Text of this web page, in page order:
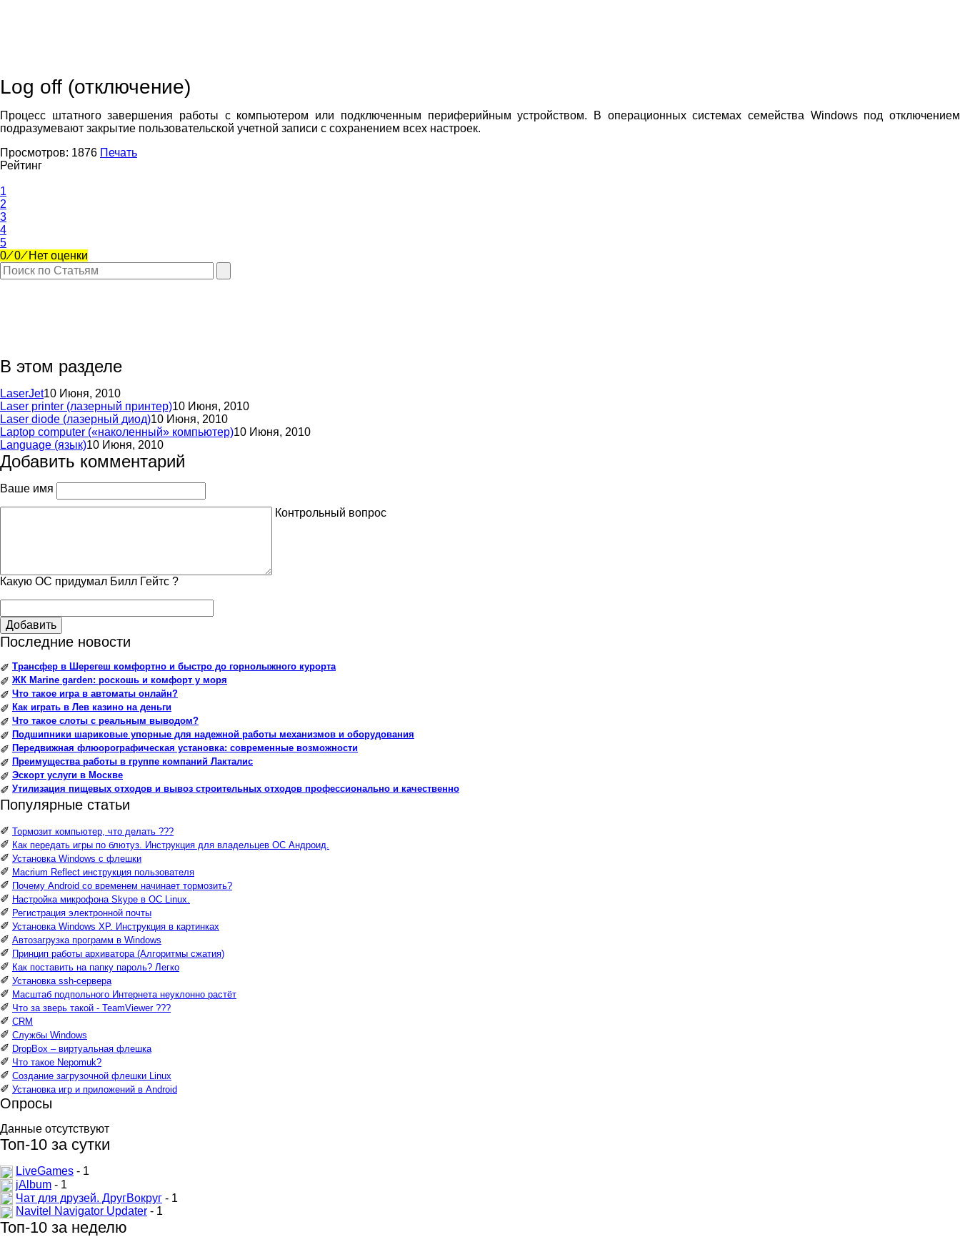
Log off (отключение)
Процесс штатного завершения работы с компьютером или подключенным периферийным устройством. В операцион­ных системах семейства Windows под отключением
подразумевают закрытие пользовательской учетной записи с сохранением всех настроек.
Просмотров: 1876 Печать
Рейтинг
1
2
3
4
5
0⁄0⁄Нет оценки
В этом разделе
LaserJet10 Июня, 2010
Laser printer (лазерный принтер)10 Июня, 2010
Laser diode (лазерный диод)10 Июня, 2010
Laptop computer («наколенный» компьютер)10 Июня, 2010
Language (язык)10 Июня, 2010
Добавить комментарий
Ваше имя
Контрольный вопрос
Какую ОС придумал Билл Гейтс ?
Добавить
Последние новости
✐ Трансфер в Шерегеш комфортно и быстро до горнолыжного курорта
✐ ЖК Marine garden: роскошь и комфорт у моря
✐ Что такое игра в автоматы онлайн?
✐ Как играть в Лев казино на деньги
✐ Что такое слоты с реальным выводом?
✐ Подшипники шариковые упорные для надежной работы механизмов и оборудования
✐ Передвижная флюорографическая установка: современные возможности
✐ Преимущества работы в группе компаний Лакталис
✐ Эскорт услуги в Москве
✐ Утилизация пищевых отходов и вывоз строительных отходов профессионально и качественно
Популярные статьи
✐ Тормозит компьютер, что делать ???
✐ Как передать игры по блютуз. Инструкция для владельцев ОС Андроид.
✐ Установка Windows с флешки
✐ Macrium Reflect инструкция пользователя
✐ Почему Android со временем начинает тормозить?
✐ Настройка микрофона Skype в ОС Linux.
✐ Регистрация электронной почты
✐ Установка Windows XP. Инструкция в картинках
✐ Автозагрузка программ в Windows
✐ Принцип работы архиватора (Алгоритмы сжатия)
✐ Как поставить на папку пароль? Легко
✐ Установка ssh-сервера
✐ Масштаб подпольного Интернета неуклонно растёт
✐ Что за зверь такой - TeamViewer ???
✐ CRM
✐ Службы Windows
✐ DropBox – виртуальная флешка
✐ Что такое Nepomuk?
✐ Создание загрузочной флешки Linux
✐ Установка игр и приложений в Android
Опросы
Данные отсутствуют
Топ-10 за сутки
LiveGames - 1
jAlbum - 1
Чат для друзей. ДругВокруг - 1
Navitel Navigator Updater - 1
Топ-10 за неделю